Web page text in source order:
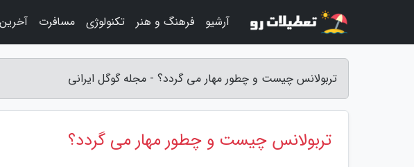
تربولانس چیست و چطور مهار می گردد؟ - مجله گوگل ایرانی
تربولانس چیست و چطور مهار می گردد؟
آرشیو فرهنگ و هنر تکنولوژی مسافرت